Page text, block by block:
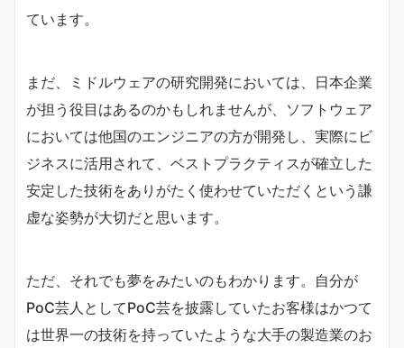
ています。
まだ、ミドルウェアの研究開発においては、日本企業
が担う役目はあるのかもしれませんが、ソフトウェア
においては他国のエンジニアの方が開発し、実際にビ
ジネスに活用されて、ベストプラクティスが確立した
安定した技術をありがたく使わせていただくという謙
虚な姿勢が大切だと思います。
ただ、それでも夢をみたいのもわかります。自分が
PoC芸人としてPoC芸を披露していたお客様はかつて
は世界一の技術を持っていたような大手の製造業のお